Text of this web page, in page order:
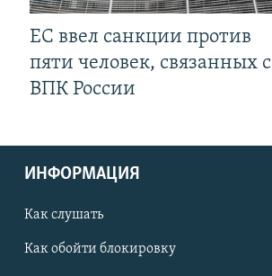
ЕС ввел санкции против
пяти человек, связанных с
ВПК России
ИНФОРМАЦИЯ
Как слушать
Как обойти блокировку